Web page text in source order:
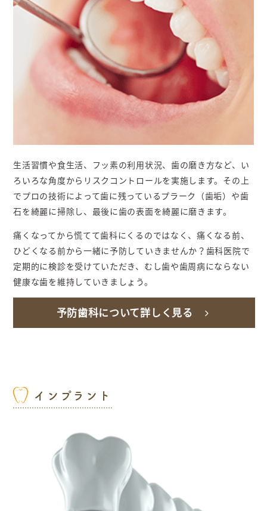
生活習慣や食生活、フッ素の利用状況、歯の磨き方など、い
ろいろな角度からリスクコントロールを実施します。その上
でプロの技術によって歯に残っているプラーク（歯垢）や歯
石を綺麗に掃除し、最後に歯の表面を綺麗に磨きます。
痛くなってから慌てて歯科にくるのではなく、痛くなる前、
ひどくなる前から一緒に予防していきませんか？歯科医院で
定期的に検診を受けていただき、むし歯や歯周病にならない
健康な歯を維持していきましょう。
予防歯科について詳しく見る
インプラント